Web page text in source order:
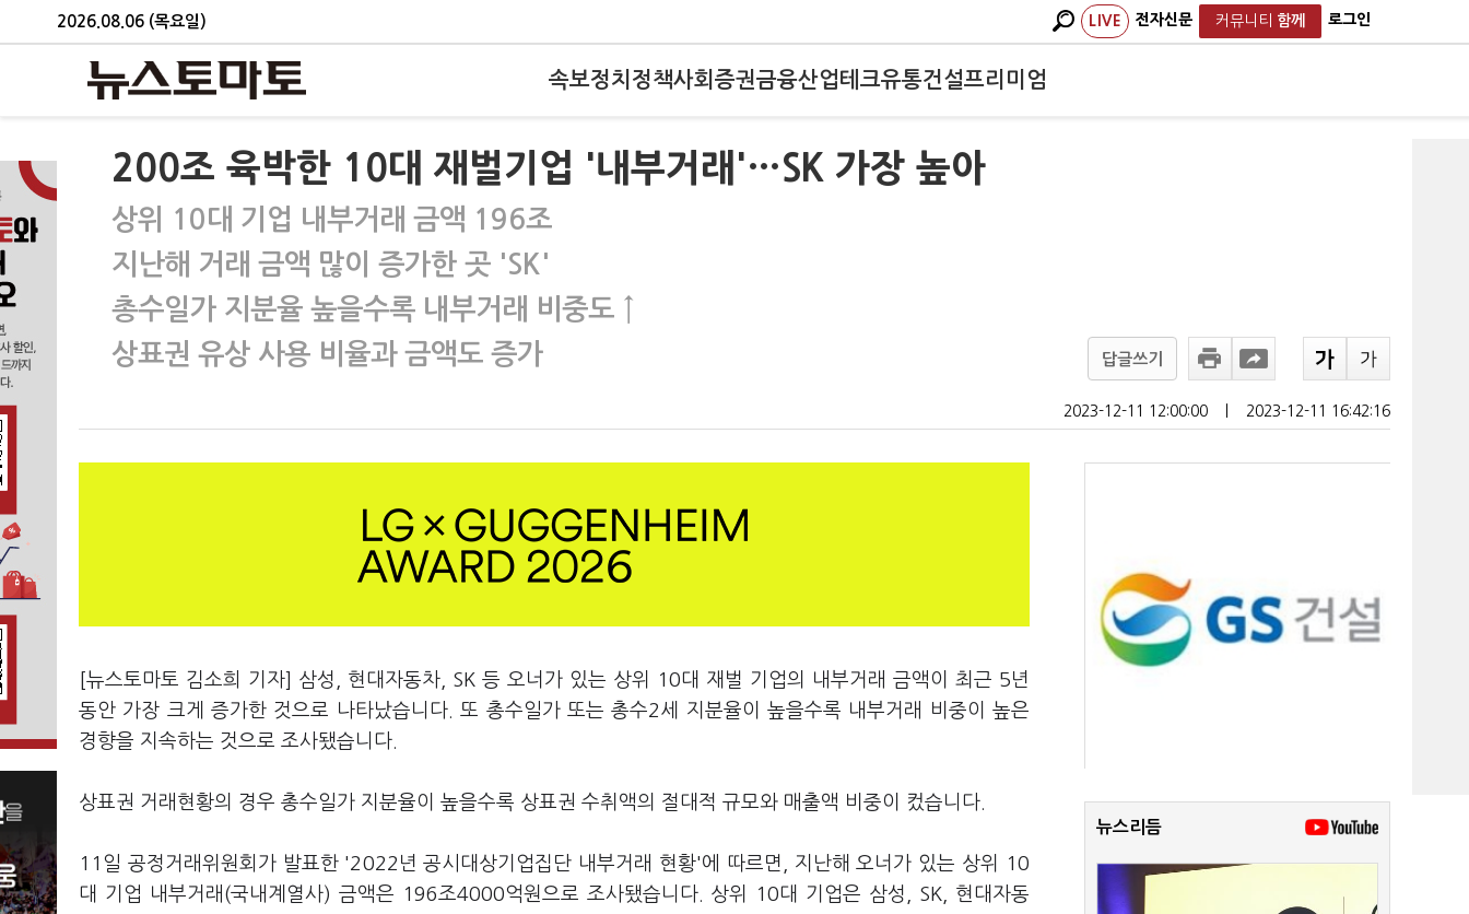
2026.08.06 (목요일) LIVE 전자신문 커뮤니티 함께 로그인
속보정치 정책사회 증권금융산업테크유통건설프리미엄
200조 육박한 10대 재벌기업 '내부거래'…SK 가장 높아
상위 10대 기업 내부거래 금액 196조
지난해 거래 금액 많이 증가한 곳 'SK'
총수일가 지분율 높을수록 내부거래 비중도 ↑
상표권 유상 사용 비율과 금액도 증가
답글쓰기
2023-12-11 12:00:00 2023-12-11 16:42:16
[뉴스토마토 김소희 기자] 삼성, 현대자동차, SK 등 오너가 있는 상위 10대 재벌 기업의 내부거래 금액이 최근 5년
동안 가장 크게 증가한 것으로 나타났습니다. 또 총수일가 또는 총수2세 지분율이 높을수록 내부거래 비중이 높은
경향을 지속하는 것으로 조사됐습니다.
상표권 거래현황의 경우 총수일가 지분율이 높을수록 상표권 수취액의 절대적 규모와 매출액 비중이 컸습니다.
11일 공정거래위원회가 발표한 '2022년 공시대상기업집단 내부거래 현황'에 따르면, 지난해 오너가 있는 상위 10
대 기업 내부거래(국내계열사) 금액은 196조4000억원으로 조사됐습니다. 상위 10대 기업은 삼성, SK, 현대자동
뉴스리듬